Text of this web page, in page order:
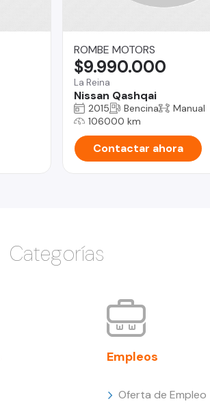
ROMBE MOTORS
La Reina
Nissan Qashqai
$9.990.000
2015 Bencina
Manual
106000 km
Contactar ahora
Categorías
Empleos
Oferta de Empleo